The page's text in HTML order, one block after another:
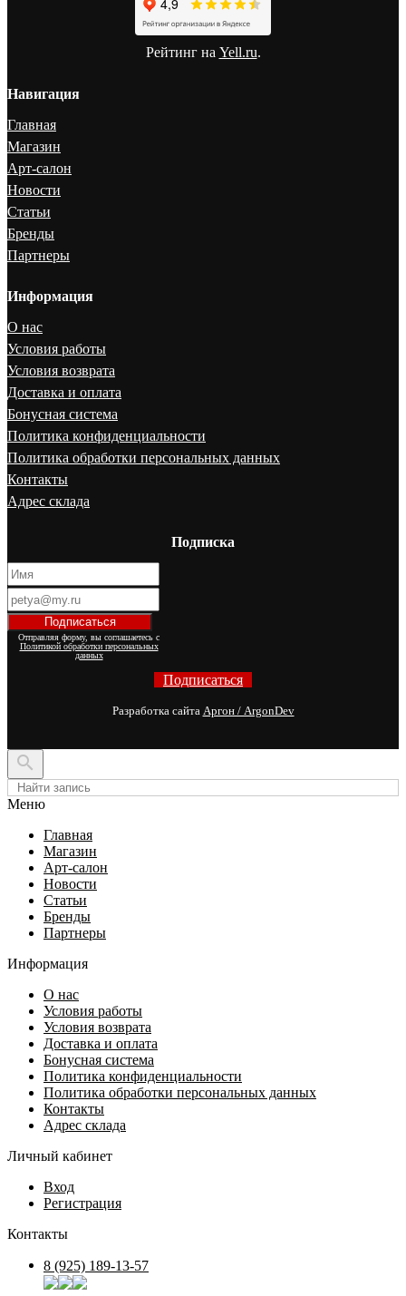
Рейтинг на Yell.ru.
Навигация
Главная
Магазин
Арт-салон
Новости
Статьи
Бренды
Партнеры
Информация
О нас
Условия работы
Условия возврата
Доставка и оплата
Бонусная система
Политика конфиденциальности
Политика обработки персональных данных
Контакты
Адрес склада
Подписка
Отправляя форму, вы соглашаетесь с
Политикой обработки персональных
данных
Подписаться
Разработка сайта Аргон / ArgonDev

Меню
Главная
Магазин
Арт-салон
Новости
Статьи
Бренды
Партнеры
Информация
О нас
Условия работы
Условия возврата
Доставка и оплата
Бонусная система
Политика конфиденциальности
Политика обработки персональных данных
Контакты
Адрес склада
Личный кабинет
Вход
Регистрация
Контакты
8 (925) 189-13-57